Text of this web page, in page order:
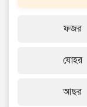
ফজর
যোহর
আছর